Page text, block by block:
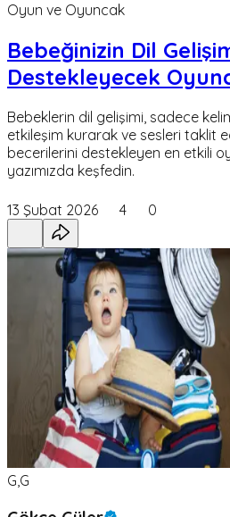
Oyun ve Oyuncak
Bebeğinizin Dil
Destekleyecek
Bebeklerin dil gelişimi, sadece
etkileşim kurarak ve sesleri taklit
becerilerini destekleyen en etkili
yazımızda keşfedin.
13 Şubat 2026 4 0
G,G